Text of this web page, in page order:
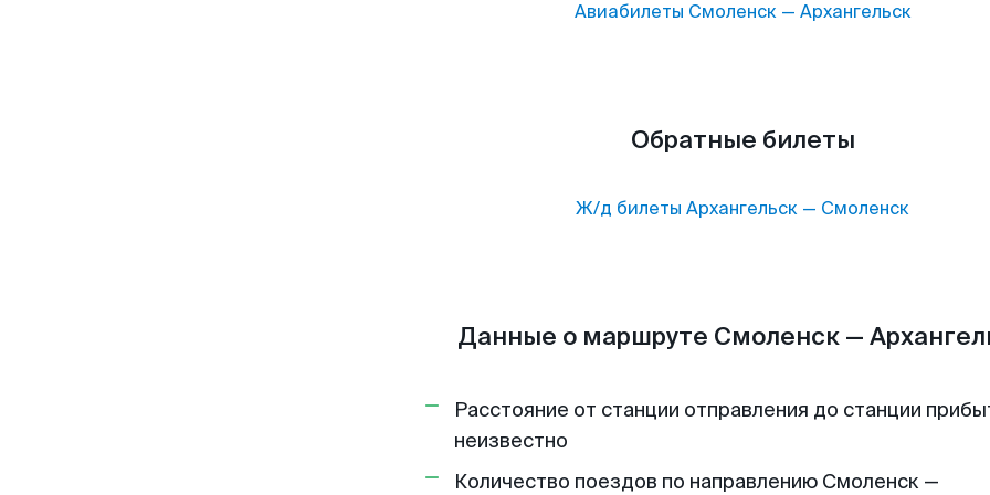
Авиабилеты Смоленск— Архангельск
Обратные билеты
Ж/д билеты Архангельск — Смоленск
Данные о маршруте Смоленск —
Расстояние от станции отправления до станции
неизвестно
Количество поездов по направлению Смоленск —